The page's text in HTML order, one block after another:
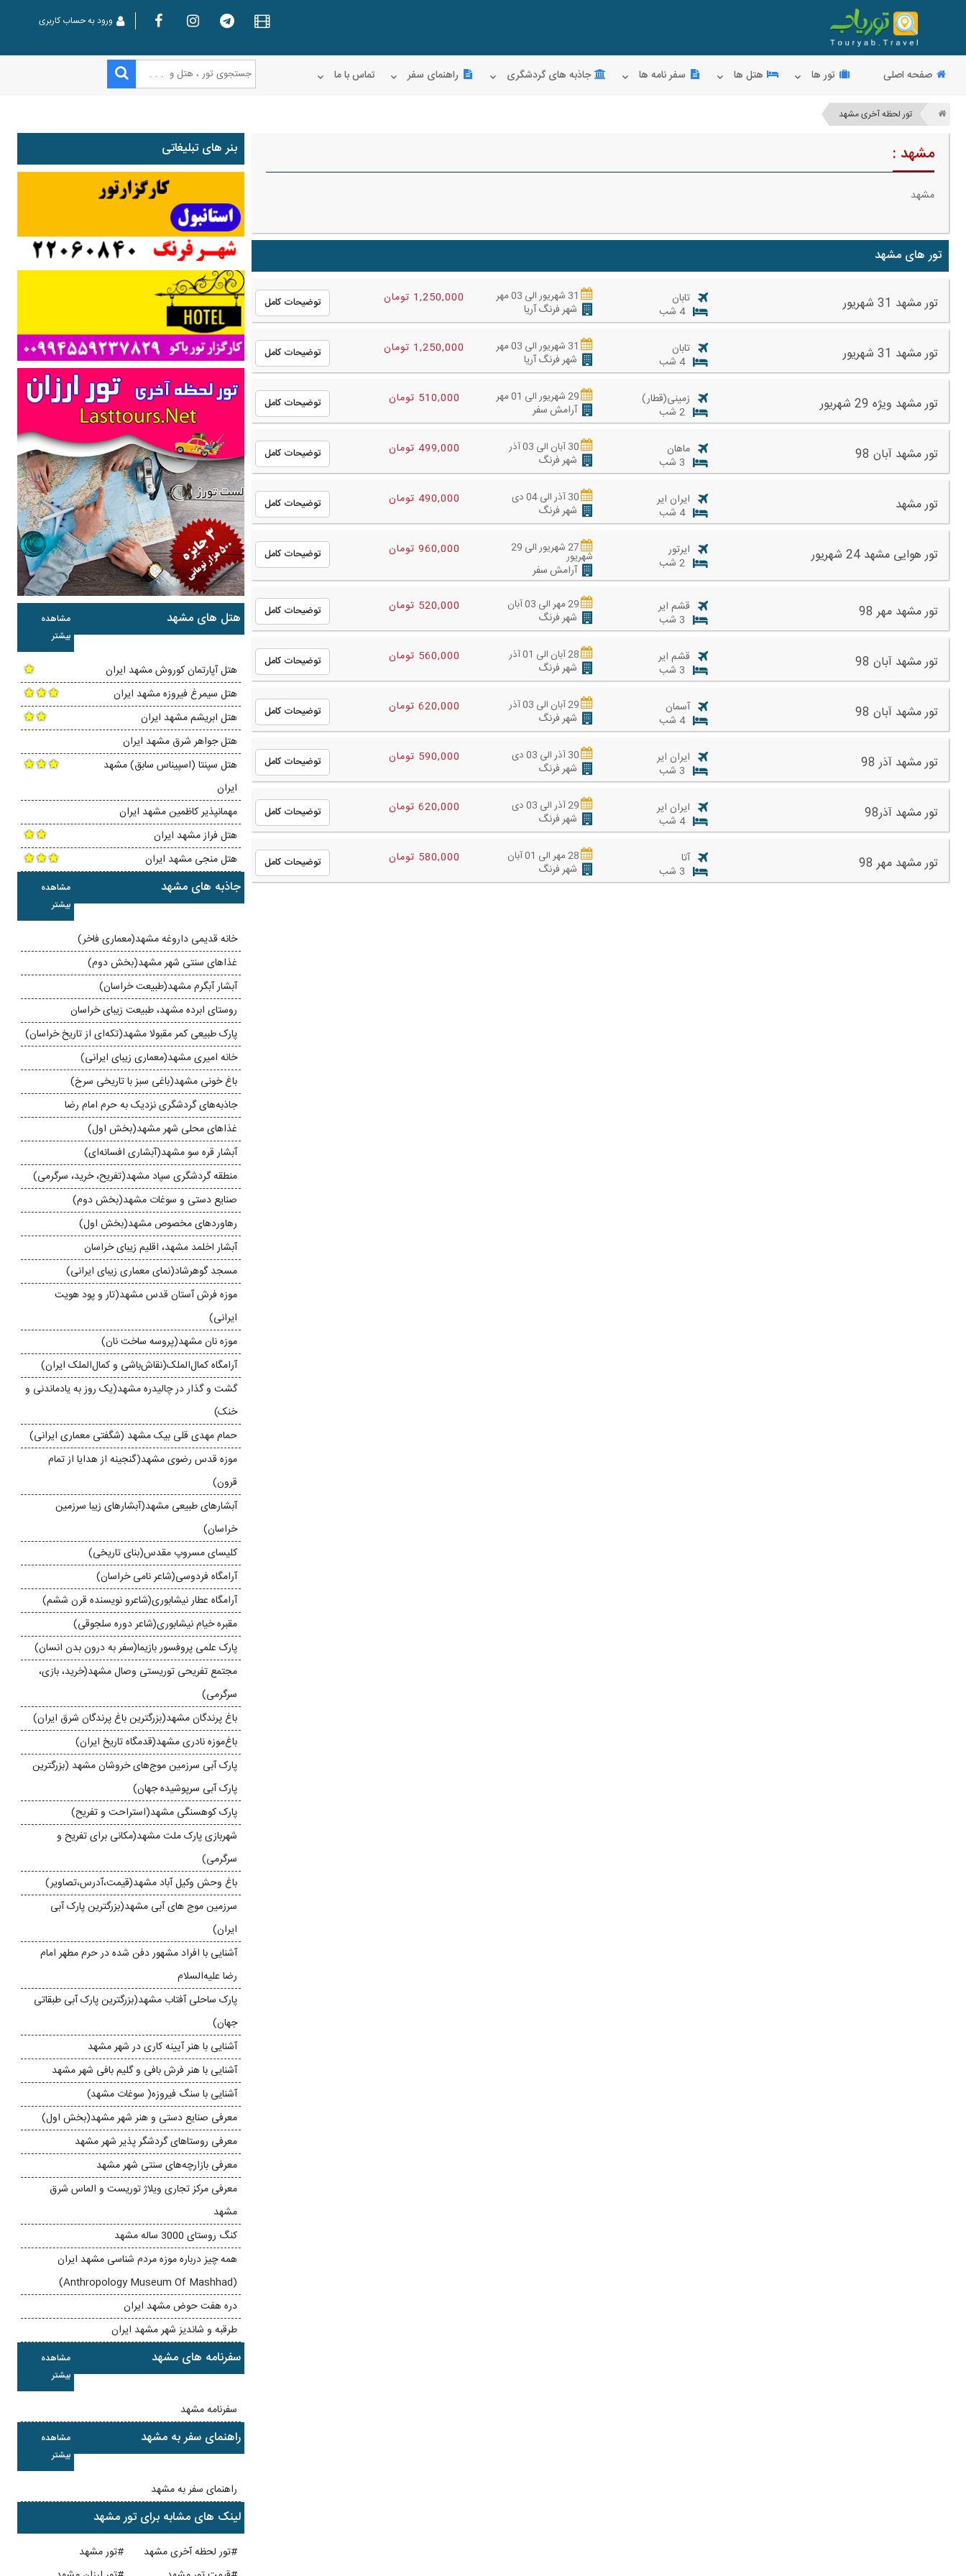
ورود به حساب کاربری
صفحه اصلی تور ها هتل ها سفر نامه ها جاذبه های گردشگری راهنمای سفر تماس با ما
تور لحظه آخری مشهد
مشهد :
مشهد
تور های مشهد
تور مشهد 31 شهریور تابان
4 شب
31 شهریور الی 03 مهر
شهر فرنگ آریا
1,250,000 تومان توضیحات کامل
تور مشهد 31 شهریور تابان
4 شب
31 شهریور الی 03 مهر
شهر فرنگ آریا
1,250,000 تومان توضیحات کامل
تور مشهد ویژه 29 شهریور زمینی(قطار) 29 شهریور الی 01 مهر
آرامش سفر
510,000 تومان توضیحات کامل
تور مشهد آبان 98 ماهان 30 آبان الی 03 آذر
شهر فرنگ
499,000 تومان توضیحات کامل
تور مشهد ایران ایر
4 شب
30 آذر الی 04 دی
شهر فرنگ
490,000 تومان توضیحات کامل
تور هوایی مشهد 24 شهریور ایرتور 27 شهریور الی 29
شهریور
آرامش سفر
960,000 تومان توضیحات کامل
تور مشهد مهر 98 قشم ایر 29 مهر الی 03 آبان
شهر فرنگ
520,000 تومان توضیحات کامل
تور مشهد آبان 98 قشم ایر 28 آبان الی 01 آذر
شهر فرنگ
560,000 تومان توضیحات کامل
تور مشهد آبان 98 آسمان
4 شب
29 آبان الی 03 آذر
شهر فرنگ
620,000 تومان توضیحات کامل
تور مشهد آذر 98 ایران ایر 30 آذر الی 03 دی
شهر فرنگ
590,000 تومان توضیحات کامل
تور مشهد آذر98 ایران ایر
4 شب
29 آذر الی 03 دی
شهر فرنگ
620,000 تومان توضیحات کامل
تور مشهد مهر 98 آتا 28 مهر الی 01 آبان
شهر فرنگ
580,000 تومان توضیحات کامل
بنر های تبلیغاتی
مشاهده
بیشتر
هتل های مشهد
هتل آپارتمان کوروش مشهد ایران
هتل سیمرغ فیروزه مشهد ایران
هتل ابریشم مشهد ایران
هتل جواهر شرق مشهد ایران
هتل سپنتا (اسپیناس سابق) مشهد
ایران
مهمانپذیر کاظمین مشهد ایران
هتل فراز مشهد ایران
هتل منجی مشهد ایران
مشاهده
بیشتر
جاذبه های مشهد
خانه قدیمی داروغه مشهد(معماری فاخر)
غذاهای سنتی شهر مشهد(بخش دوم)
آبشار آبگرم مشهد(طبیعت خراسان)
روستای ابرده مشهد، طبیعت زیبای خراسان
پارک طبیعی کمر مقبولا مشهد(تکه‌ای از تاریخ خراسان)
خانه‌ امیری مشهد(معماری زیبای ایرانی)
باغ خونی مشهد(باغی سبز با تاریخی سرخ)
جاذبه‌های گردشگری نزدیک به حرم امام رضا
غذاهای محلی شهر مشهد(بخش اول)
آبشار قره‌ سو مشهد(آبشاری افسانه‌ای)
منطقه گردشگری سپاد مشهد(تفریح، خرید، سرگرمی)
صنایع دستی و سوغات مشهد(بخش دوم)
رهاورد‌های مخصوص مشهد(بخش اول)
آبشار اخلمد مشهد، اقلیم زیبا‌ی خراسان
مسجد گوهرشاد(نمای معماری زیبای ایرانی)
موزه‌ فرش آستان قدس مشهد(تار و پود هویت
ایرانی)
موزه نان مشهد(پروسه ساخت نان)
آرامگاه کمال‌الملک(نقاش‌باشی و کمال‌الملک ایران)
گشت و گذار در چالیدره‌ مشهد(یک روز به یادماندنی و
خنک)
حمام مهدی قلی بیک مشهد (شگفتی معماری ایرانی)
موزه قدس رضوی مشهد(گنجینه از هدایا از تمام
قرون)
آبشارهای طبیعی مشهد(آبشارهای زیبا سرزمین
خراسان)
کلیسا‌ی مسروپ مقدس(بنای تاریخی)
آرامگاه فردوسی(شاعر نامی خراسان)
آرامگاه عطار نیشابوری(شاعرو نویسنده قرن ششم)
مقبره‌ خیام نیشابوری(شاعر دوره سلجوقی)
پارک علمی پروفسور بازیما(سفر به درون بدن انسان)
مجتمع تفریحی توریستی وصال مشهد(خرید، بازی،
سرگرمی)
باغ پرندگان مشهد(بزرگترین باغ پرندگان شرق ایران)
باغ‌موزه‌ نادری مشهد(قدمگاه تاریخ ایران)
پارک آبی سرزمین موج‌های خروشان مشهد (بزرگترین
پارک آبی سرپوشیده جهان)
پارک کوهسنگی مشهد(استراحت و تفریح)
شهربازی پارک ملت مشهد(مکانی برای تفریح و
سرگرمی)
باغ وحش وکیل‌ آباد مشهد(قیمت،آدرس،تصاویر)
سرزمین موج های آبی مشهد(بزرگترین پارک آبی
ایران)
آشنایی با افراد مشهور دفن شده در حرم مطهر امام
رضا علیه‌السلام
پارک ساحلی آفتاب مشهد(بزرگترین پارک آبی طبقاتی
جهان)
آشنایی با هنر آیینه‌ کاری در شهر مشهد
آشنایی با هنر فرش بافی و گلیم بافی شهر مشهد
آشنایی با سنگ فیروزه( سوغات مشهد)
معرفی صنایع دستی و هنر شهر مشهد(بخش اول)
معرفی روستاهای گردشگر پذیر شهر مشهد
معرفی بازارچه‌های سنتی شهر مشهد
معرفی مرکز تجاری ویلاژ توریست و الماس شرق
مشهد
کنگ روستای 3000 ساله مشهد
همه چیز درباره موزه مردم شناسی مشهد ایران
(Anthropology Museum Of Mashhad)
دره هفت حوض مشهد ایران
طرقبه و شاندیز شهر مشهد ایران
مشاهده
بیشتر
سفرنامه های مشهد
سفرنامه مشهد
مشاهده
بیشتر
راهنمای سفر به مشهد
راهنمای سفر به مشهد
لینک های مشابه برای تور مشهد
#تور مشهد
#تور لحظه آخری مشهد